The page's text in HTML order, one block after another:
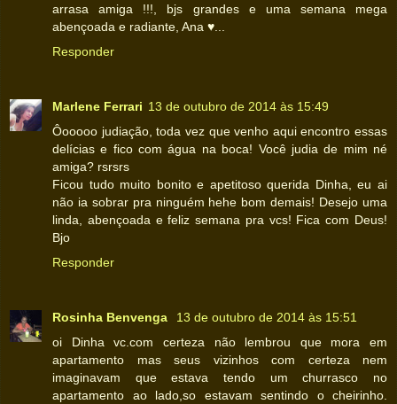
arrasa amiga !!!, bjs grandes e uma semana mega
abençoada e radiante, Ana ♥...
Responder
Marlene Ferrari 13 de outubro de 2014 às 15:49
Ôooooo judiação, toda vez que venho aqui encontro essas
delícias e fico com água na boca! Você judia de mim né
amiga? rsrsrs
Ficou tudo muito bonito e apetitoso querida Dinha, eu ai
não ia sobrar pra ninguém hehe bom demais! Desejo uma
linda, abençoada e feliz semana pra vcs! Fica com Deus!
Bjo
Responder
Rosinha Benvenga
13 de outubro de 2014 às 15:51
oi Dinha vc.com certeza não lembrou que mora em
apartamento mas seus vizinhos com certeza nem
imaginavam que estava tendo um churrasco no
apartamento ao lado,so estavam sentindo o cheirinho.